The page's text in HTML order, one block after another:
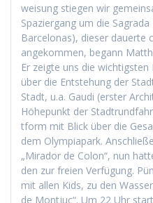
weisung stiegen wir
Spazier­gang um die
Barcelonas), dieser dauerte
angekom­men, begann
Er zeigte uns die
über die Entste­hung der
Stadt, u.a. Gau­di (erster
Höhep­unkt der
tform mit Blick über die
dem Olympia­park.
„Mirador de Colon“, nun
den zur freien Ver­fü­gung.
mit allen Kids, zu den
de Mon­tjuc“. Um 22 Uhr